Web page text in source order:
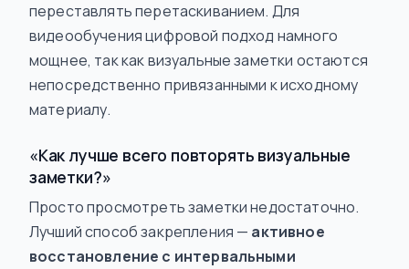
переставлять перетаскиванием. Для
видеообучения цифровой подход намного
мощнее, так как визуальные заметки остаются
непосредственно привязанными к исходному
материалу.
«Как лучше всего повторять визуальные
заметки?»
Просто просмотреть заметки недостаточно.
Лучший способ закрепления — активное
восстановление с интервальными